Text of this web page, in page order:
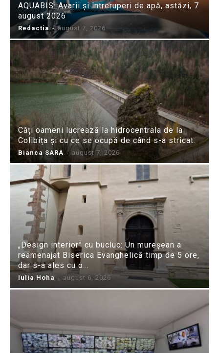
AQUABIS: Avarii și întreruperi de apă, astăzi, 7
august 2026
Redactia - august 7, 2026
Câți oameni lucrează la hidrocentrala de la
Colibița și cu ce se ocupă de când s-a stricat:
Bianca SARA - august 7, 2026
„Design interior” cu bucluc: Un mureșean a
reamenajat Biserica Evanghelică timp de 5 ore,
dar s-a ales cu o...
Iulia Hoha - august 6, 2026